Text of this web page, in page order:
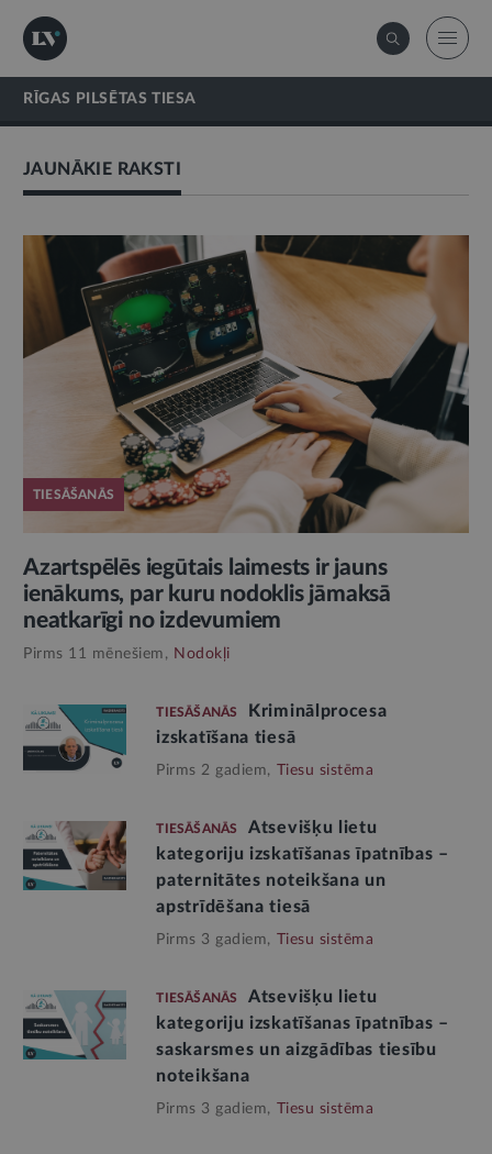
RĪGAS PILSĒTAS TIESA
JAUNĀKIE RAKSTI
TIESĀŠANĀS
Azartspēlēs iegūtais laimests ir jauns
ienākums, par kuru nodoklis jāmaksā
neatkarīgi no izdevumiem
Pirms 11 mēnešiem, Nodokļi
TIESĀŠANĀS
Kriminālprocesa
izskatīšana tiesā
Pirms 2 gadiem, Tiesu sistēma
TIESĀŠANĀS
Atsevišķu lietu
kategoriju izskatīšanas īpatnības –
paternitātes noteikšana un
apstrīdēšana tiesā
Pirms 3 gadiem, Tiesu sistēma
TIESĀŠANĀS
Atsevišķu lietu
kategoriju izskatīšanas īpatnības –
saskarsmes un aizgādības tiesību
noteikšana
Pirms 3 gadiem, Tiesu sistēma